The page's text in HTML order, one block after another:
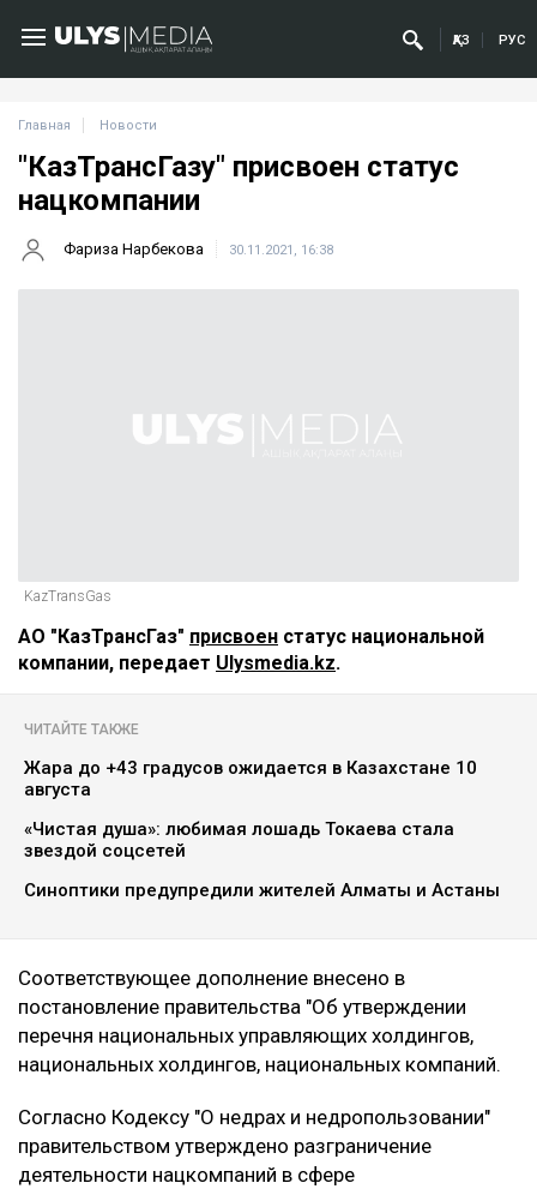
ҚАЗ РУС
Главная Новости
"КазТрансГазу" присвоен статус
нацкомпании
Фариза Нарбекова 30.11.2021, 16:38
KazTransGas
АО "КазТрансГаз" присвоен статус национальной
компании, передает Ulysmedia.kz.
ЧИТАЙТЕ ТАКЖЕ
Жара до +43 градусов ожидается в Казахстане 10
августа
«Чистая душа»: любимая лошадь Токаева стала
звездой соцсетей
Синоптики предупредили жителей Алматы и Астаны
Соответствующее дополнение внесено в
постановление правительства "Об утверждении
перечня национальных управляющих холдингов,
национальных холдингов, национальных компаний.
Согласно Кодексу "О недрах и недропользовании"
правительством утверждено разграничение
деятельности нацкомпаний в сфере